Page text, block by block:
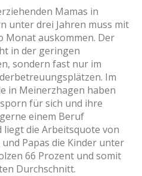
Mamas in
unter drei Jahren muss mit
Monat auskommen. Der
in der geringen
sondern fast nur im
Im
in Meinerzhagen haben
für sich und ihre
einem Beruf
liegt die Arbeitsquote von
Papas die Kinder unter
66 Prozent und somit
Durchschnitt.